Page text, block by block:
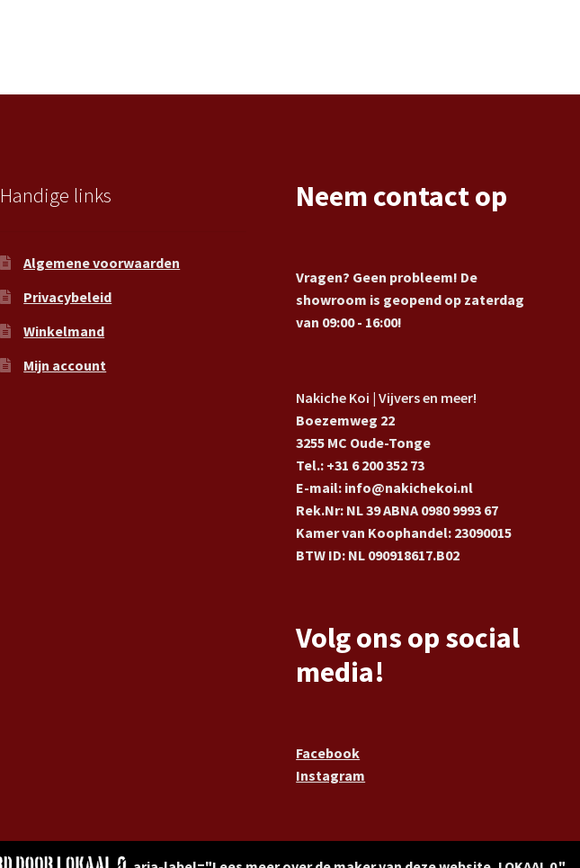
Handige links
Algemene voorwaarden
Privacybeleid
Winkelmand
Mijn account
Neem contact op
Vragen? Geen probleem! De
showroom is geopend op zaterdag
van 09:00 - 16:00!
Nakiche Koi | Vijvers en meer!
Boezemweg 22
3255 MC Oude-Tonge
Tel.: +31 6 200 352 73
E-mail: info@nakichekoi.nl
Rek.Nr: NL 39 ABNA 0980 9993 67
Kamer van Koophandel: 23090015
BTW ID: NL 090918617.B02
Volg ons op social
media!
Facebook
Instagram